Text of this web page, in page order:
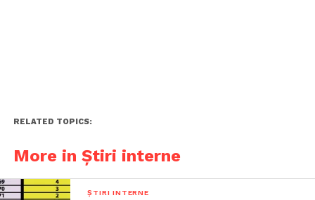
RELATED TOPICS:
More in Știri interne
ȘTIRI INTERNE